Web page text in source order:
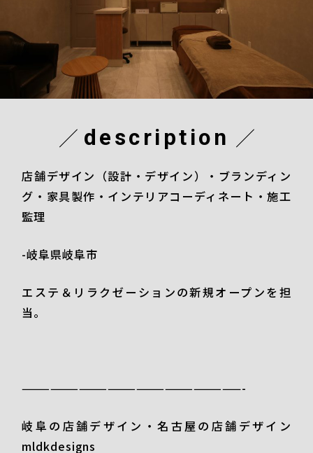
description
店舗デザイン（設計・デザイン）・ブランディン
グ・家具製作・インテリアコーディネート・施工
監理
-岐阜県岐阜市
エステ＆リラクゼーションの新規オープンを担
当。
———————————————————————-
岐阜の店舗デザイン・名古屋の店舗デザイン
mldkdesigns